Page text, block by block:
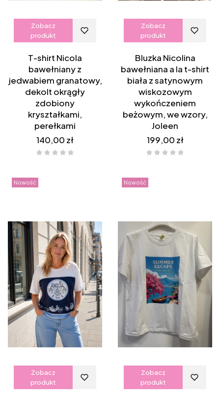
Zobacz
produkt
T-shirt Nicola
bawełniany z
jedwabiem granatowy,
dekolt okrągły
zdobiony
kryształkami,
perełkami
Cena
140,00 zł
Zobacz
produkt
Bluzka Nicolina
bawełniana a la t-shirt
biała z satynowym
wiskozowym
wykończeniem
beżowym, we wzory,
Joleen
Cena
199,00 zł
Nowość
Zobacz
produkt
Nowość
Zobacz
produkt